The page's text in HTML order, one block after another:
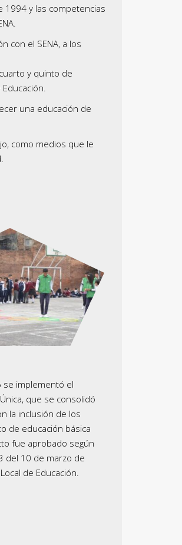
1994 y las competencias
con el SENA, a los
y quinto de
una educación de
como medios que le
se implementó el
que se consolidó
la inclusión de los
de educación básica
fue aprobado según
del 10 de marzo de
de Educación.